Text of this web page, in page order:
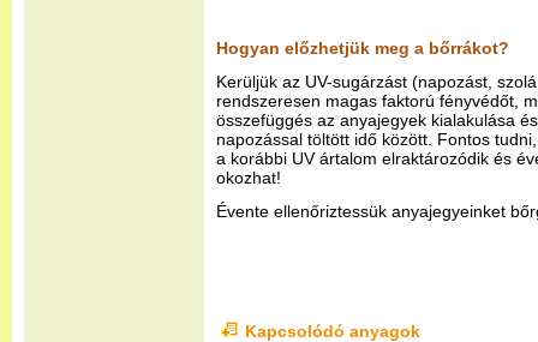
Hogyan előzhetjük meg a bőrrákot?
Kerüljük az UV-sugárzást (napozást,
rendszeresen magas faktorú fényvédőt,
összefüggés az anyajegyek kialakulása
napozással töltött idő között. Fontos
a korábbi UV ártalom elraktározódik és
okozhat!
Évente ellenőriztessük anyajegyeinket
Kapcsolódó anyagok